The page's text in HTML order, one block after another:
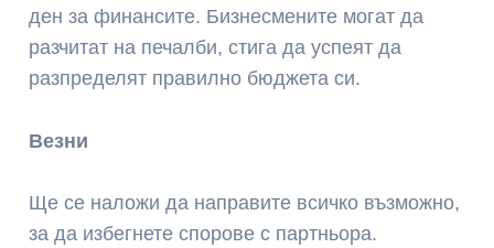
ден за финансите. Бизнесмените могат да
разчитат на печалби, стига да успеят да
разпределят правилно бюджета си.
Везни
Ще се наложи да направите всичко възможно,
за да избегнете спорове с партньора.